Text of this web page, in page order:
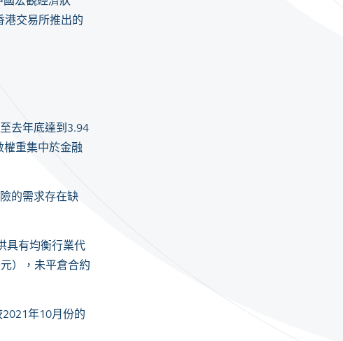
港交易所推出的
去年底達到 3.94
權重集中於金融
的需求存在缺
具有均衡行業代
），未平倉合約
2021年10月份的